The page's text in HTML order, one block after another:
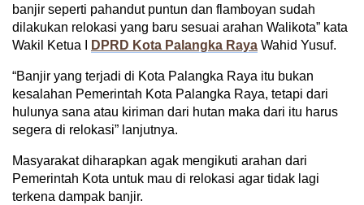
banjir seperti pahandut puntun dan flamboyan sudah
dilakukan relokasi yang baru sesuai arahan Walikota” kata
Wakil Ketua I
DPRD Kota Palangka Raya Wahid Yusuf.
“Banjir yang terjadi di Kota Palangka Raya itu bukan
kesalahan Pemerintah Kota Palangka Raya, tetapi dari
hulunya sana atau kiriman dari hutan maka dari itu harus
segera di relokasi” lanjutnya.
Masyarakat diharapkan agak mengikuti arahan dari
Pemerintah Kota untuk mau di relokasi agar tidak lagi
terkena dampak banjir.